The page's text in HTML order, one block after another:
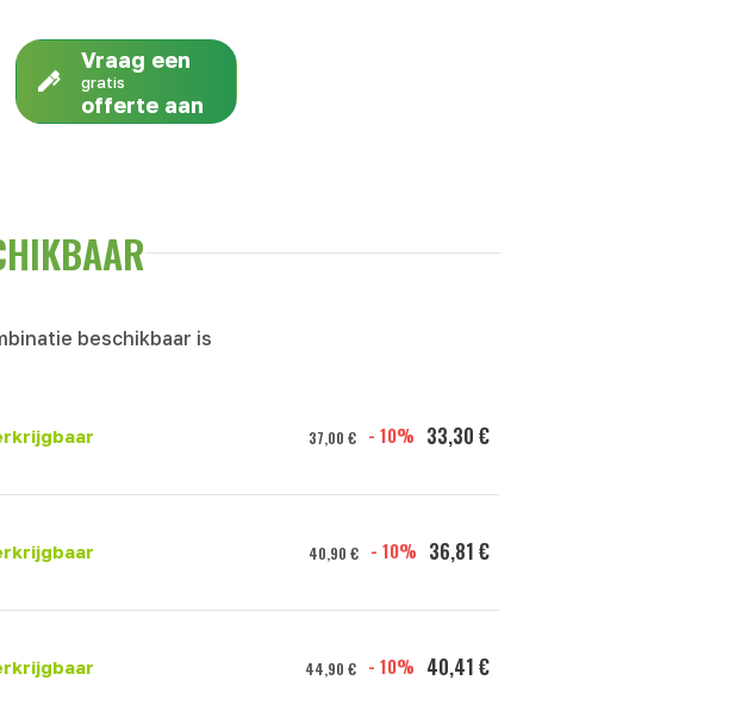
Vraag een
gratis
offerte aan
beschikbaar is
37,00 € - 10% 33,30 €
40,90 € - 10% 36,81 €
44,90 € - 10% 40,41 €